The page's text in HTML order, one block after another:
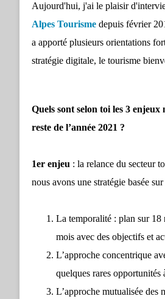
Aujourd'hui, j'ai le plaisir
Alpes Tourisme depuis février
a apporté plusieurs orientations
stratégie digitale, le tourisme
Quels sont selon toi les 3
reste de l’année 2021 ?
1er enjeu : la relance du secteur
nous avons une stratégie basée
La temporalité : plan sur 18
mois avec des objectifs et
L’approche concentrique
quelques rares opportunités
L’approche mutualisée des